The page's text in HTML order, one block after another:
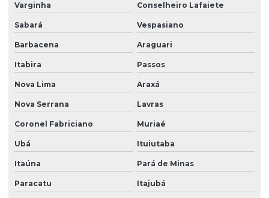
Varginha Conselheiro Lafaiete
Sabará Vespasiano
Barbacena Araguari
Itabira Passos
Nova Lima Araxá
Nova Serrana Lavras
Coronel Fabriciano Muriaé
Ubá Ituiutaba
Itaúna Pará de Minas
Paracatu Itajubá